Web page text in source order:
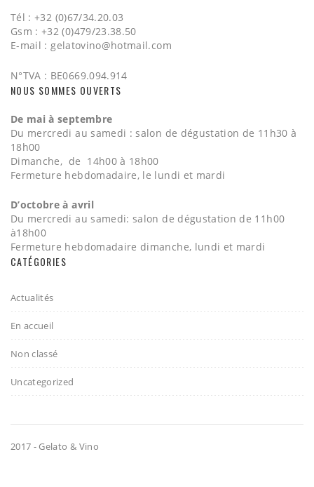
Tél : +32 (0)67/34.20.03
Gsm : +32 (0)479/23.38.50
E-mail :gelatovino@hotmail.com
N°TVA : BE0669.094.914
NOUS SOMMES OUVERTS
De mai à septembre
Du mercredi au samedi : salon de dégustation de 11h30 à
18h00
Dimanche, de 14h00 à 18h00
Fermeture hebdomadaire, le lundi et mardi
D’octobre à avril
Du mercredi au samedi: salon de dégustation de 11h00
à18h00
Fermeture hebdomadaire dimanche, lundi et mardi
CATÉGORIES
Actualités
En accueil
Non classé
Uncategorized
2017 - Gelato & Vino